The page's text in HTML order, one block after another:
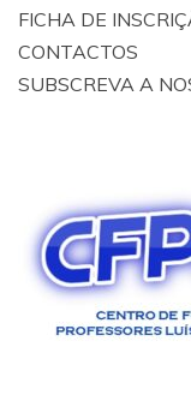
FICHA DE
CONTACTOS
SUBSCREVA A